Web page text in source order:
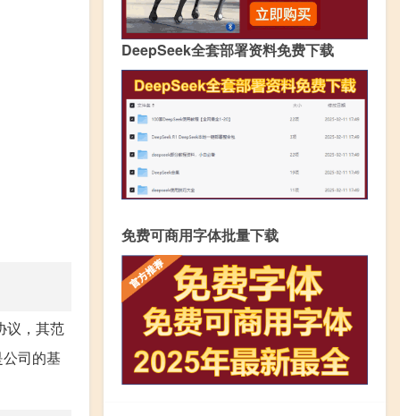
议，其范
司的基
DeepSeek全套部署资料免费下载
免费可商用字体批量下载